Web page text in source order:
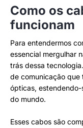
Como os
funcionam
Para entendermos
essencial mergulhar
trás dessa
de comunicação que
ópticas,
do mundo.
Esses cabos são